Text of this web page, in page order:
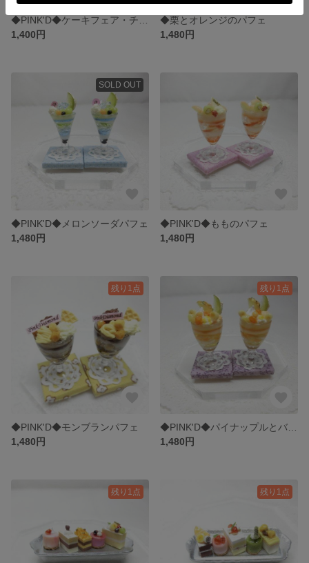
1,400円
◆栗とオレンジのパフェ
1,480円
SOLD OUT
◆PINK'D◆メロンソーダパフェ
1,480円
◆PINK'D◆もものパフェ
1,480円
残り1点
◆PINK'D◆モンブランパフェ
1,480円
残り1点
1,480円
残り1点 残り1点